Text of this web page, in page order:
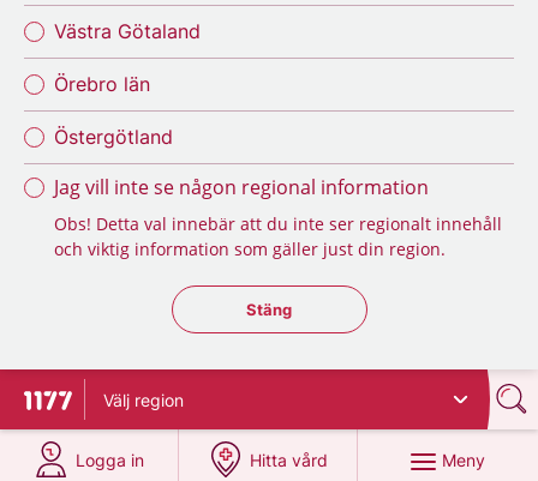
Västra Götaland
Örebro län
Östergötland
Jag vill inte se någon regional information
Obs! Detta val innebär att du inte ser regionalt innehåll
och viktig information som gäller just din region.
Stäng regionsväljaren
Stäng
Till startsidan för 1177
Välj region
Logga in
på 1177.se
Hitta vård
på 1177.se
Meny